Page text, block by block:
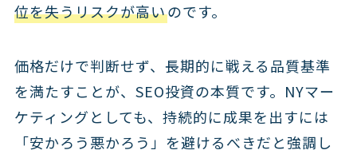
位を失うリスクが高いのです。
価格だけで判断せず、長期的に戦える品質基準
を満たすことが、SEO投資の本質です。NYマー
ケティングとしても、持続的に成果を出すには
「安かろう悪かろう」を避けるべきだと強調し